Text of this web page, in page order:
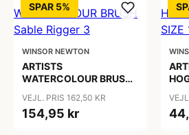
SPAR 5%
WINSOR NEWTON
ARTISTS
WATERCOLOUR BRUSH
VEJL. PRIS 162,50 KR
154,95 kr